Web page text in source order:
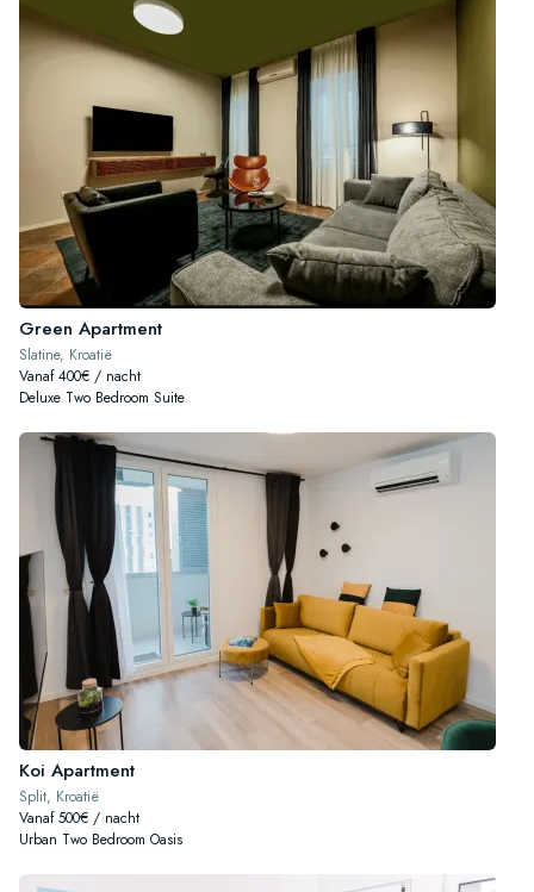
Green Apartment
Slatine, Kroatië
Vanaf 400€ / nacht
Deluxe Two Bedroom Suite
Koi Apartment
Split, Kroatië
Vanaf 500€ / nacht
Urban Two Bedroom Oasis